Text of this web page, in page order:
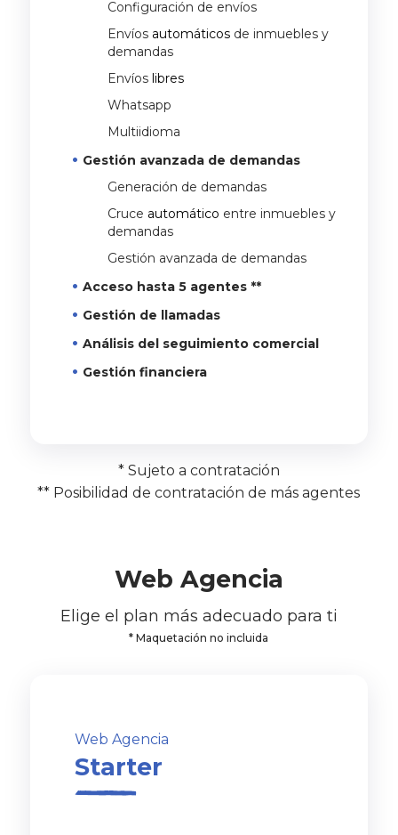
Configuración de envíos
Envíos automáticosde inmuebles y
demandas
Envíos libres
Whatsapp
Multiidioma
Gestión avanzada de demandas
Generación de demandas
Cruce automático entre inmuebles y
demandas
Gestión avanzada de demandas
Acceso hasta 5 agentes **
Gestión de llamadas
Análisis del seguimiento comercial
Gestión financiera
* Sujeto a contratación
** Posibilidad de contratación de más agentes
Web Agencia
Elige el plan más adecuado para ti
* Maquetación no incluida
Web Agencia
Starter